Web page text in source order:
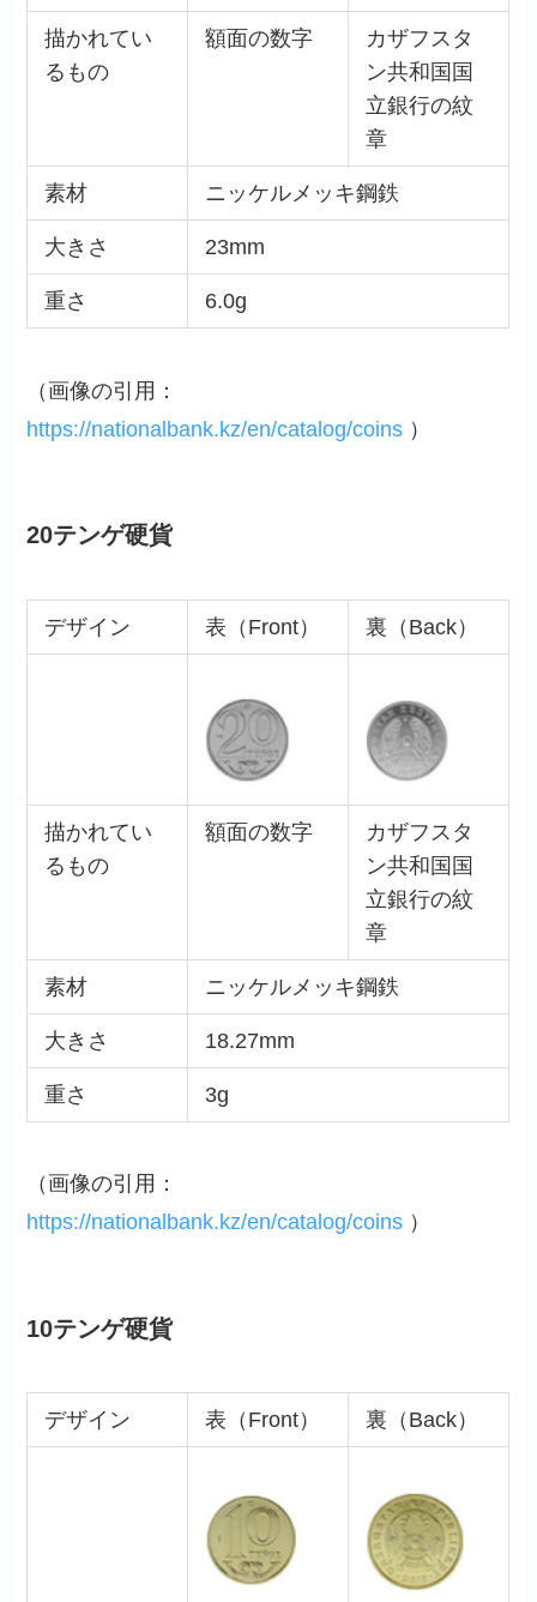
描かれてい
るもの
額面の数字
カザフスタ
ン共和国国
立銀行の紋
章
素材 ニッケルメッキ鋼鉄
大きさ 23mm
重さ 6.0g
（画像の引用：
https://nationalbank.kz/en/catalog/coins ）
20テンゲ硬貨
デザイン 表（Front） 裏（Back）
描かれてい
るもの
額面の数字
カザフスタ
ン共和国国
立銀行の紋
章
素材 ニッケルメッキ鋼鉄
大きさ 18.27mm
重さ 3g
（画像の引用：
https://nationalbank.kz/en/catalog/coins ）
10テンゲ硬貨
デザイン 表（Front） 裏（Back）